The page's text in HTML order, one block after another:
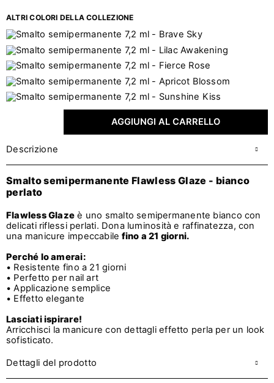
ALTRI COLORI DELLA COLLEZIONE
AGGIUNGI AL CARRELLO
Descrizione
Smalto semipermanente Flawless Glaze - bianco
perlato
Flawless Glaze è uno smalto semipermanente bianco con
delicati riflessi perlati. Dona luminosità e raffinatezza, con
una manicure impeccabile fino a 21 giorni.
Perché lo amerai:
• Resistente fino a 21 giorni
• Perfetto per nail art
• Applicazione semplice
• Effetto elegante
Lasciati ispirare!
Arricchisci la manicure con dettagli effetto perla per un look
sofisticato.
Dettagli del prodotto